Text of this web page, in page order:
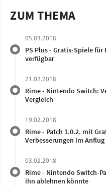
ZUM THEMA
05.03.2018
PS Plus - Gratis-Spiele
verfügbar
21.02.2018
Rime - Nintendo Switch:
Vergleich
19.02.2018
Rime - Patch 1.0.2. mit
Verbesserungen im Anflug
03.02.2018
Rime - Nintendo Switch-
ihn ablehnen könnte